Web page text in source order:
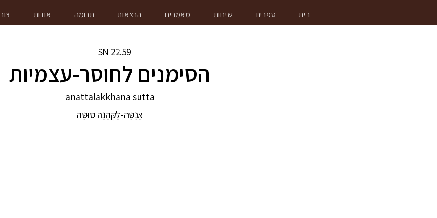
בית ספרים שיחות מאמרים הרצאות תרומה אודות
22.59
SN
הסימנים לחוסר-עצמיות
anattalakkhana sutta
אַנַטַּה-לַקְּהַנַה סוּטַּה